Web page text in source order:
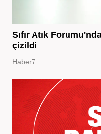
Sıfır Atık
çizildi
Haber7